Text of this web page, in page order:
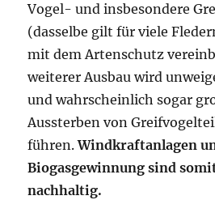
Vogel- und insbesondere
(dasselbe gilt für viele
mit dem Artenschutz
weiterer Ausbau wird
und wahrscheinlich sogar
Aussterben von
führen.Windkraftanlagen
Biogasgewinnung sind
nachhaltig.